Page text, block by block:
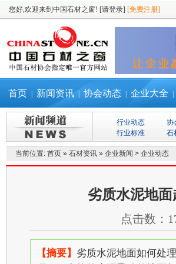
您好,欢迎来到中国石材之窗! [请登录] [免费注册]
首页 新闻资讯 协会动态 企业大全
行业动态 协
行业标准
石
当前位置: 首页 » 石材资讯 » 企业新闻 > 企业动态
劣质水泥地
点击数：
【摘要】 劣质水泥地面如何处